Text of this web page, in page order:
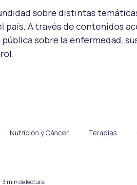
sobre distintas
A través de contenidos
sobre la enfermedad,
Nutrición y Cáncer Terapias
3 min de lectura